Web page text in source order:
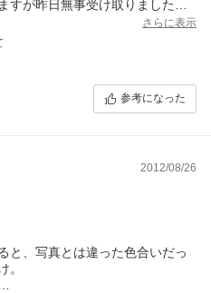
が昨日無事受け取りました！
グされていて開ける前から期待
作りのよさと質の高さに感動
税込）は超お買い得だと思いま
が１１枚もあり、札入れ２つの
あるので、中を開くと一度に収
使用しているＧＵＣＣＩの財布
らんぼのチャームも小さいのに
まで作られている感じが嬉しい
ようで使うのがもったいないで
すのが楽しみでもあります
購入の検討もしたいです（柄の
のアイテム感があってステキで
さらに表示
参考になった
2012/08/26
と、写真とは違った色合いだっ
。